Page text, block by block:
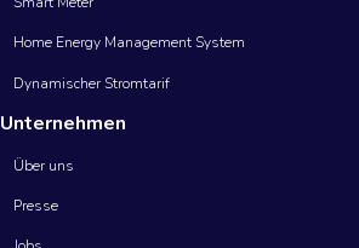
Home Energy Management System
Dynamischer Stromtarif
Unternehmen
Über uns
Presse